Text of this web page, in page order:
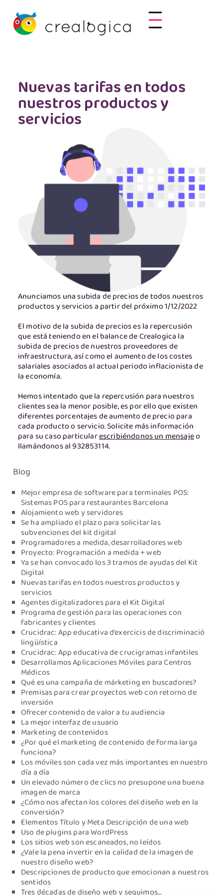
Nuevas tarifas en todos
nuestros productos y
servicios
Anunciamos una subida de precios de todos nuestros
productos y servicios a partir del próximo 1/12/2022
El motivo de la subida de precios es la repercusión
que está teniendo en el balance de Crealogica la
subida de precios de nuestros proveedores de
infraestructura, así como el aumento de los costes
salariales asociados al actual periodo inflacionista de
la economía.
Hemos intentado que la repercusión para nuestros
clientes sea la menor posible, es por ello que existen
diferentes porcentajes de aumento de precio para
cada producto o servicio. Solicite más información
para su caso particularescribiéndonos un mensajeo
llamándonos al 932853114.
Blog
Mejor empresa de software para terminales POS:
Sistemas POS para restaurantes Barcelona
Alojamiento web y servidores
Se ha ampliado el plazo para solicitar las
subvenciones del kit digital
Programadores a medida, desarrolladores web
Proyecto: Programación a medida + web
Ya se han convocado los 3 tramos de ayudas del Kit
Digital
Nuevas tarifas en todos nuestros productos y
servicios
Agentes digitalizadores para el Kit Digital
Programa de gestión para las operaciones con
fabricantes y clientes
Crucidrac: App educativa d’exercicis de discriminació
lingüística
Crucidrac: App educativa de crucigramas infantiles
Desarrollamos Aplicaciones Móviles para Centros
Médicos
Qué es una campaña de márketing en buscadores?
Premisas para crear proyectos web con retorno de
inversión
Ofrecer contenido de valor a tu audiencia
La mejor interfaz de usuario
Marketing de contenidos
¿Por qué el marketing de contenido de forma larga
funciona?
Los móviles son cada vez más importantes en nuestro
día a día
Un elevado número de clics no presupone una buena
imagen de marca
¿Cómo nos afectan los colores del diseño web en la
conversión?
Elementos Título y Meta Descripción de una web
Uso de plugins para WordPress
Los sitios web son escaneados, no leídos
¿Vale la pena invertir en la calidad de la imagen de
nuestro diseño web?
Descripciones de producto que emocionan a nuestros
sentidos
Tres décadas de diseño web y seguimos…